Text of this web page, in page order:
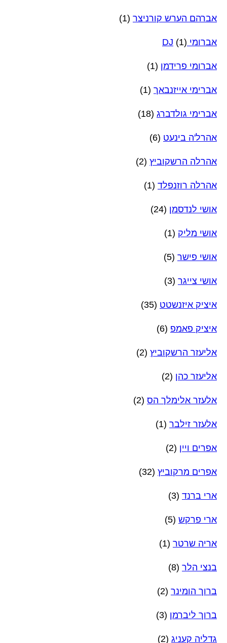
אברהם הערש קורניצר (1)
אברומי DJ (1)
אברומי פרידמן (1)
אברימי אייזנבאך (1)
אברימי גולדברג (18)
אהרל'ה בינעט (6)
אהרלה הרשקוביץ (2)
אהרלה רוזנפלד (1)
אושי לנדסמן (24)
אושי מליק (1)
אושי פישר (5)
אושי צייגר (3)
איציק איזנשטט (35)
איציק פאמפ (6)
אליעזר הרשקוביץ (2)
אליעזר כהן (2)
אלעזר אלימלך הס (2)
אלעזר זילבר (1)
אפרים ויין (2)
אפרים מרקוביץ (32)
ארי ברנד (3)
ארי פרקש (5)
אריה שרטר (1)
בנצי הלר (8)
ברוך הומינר (2)
ברוך ליברמן (3)
גדליה קעניג (2)